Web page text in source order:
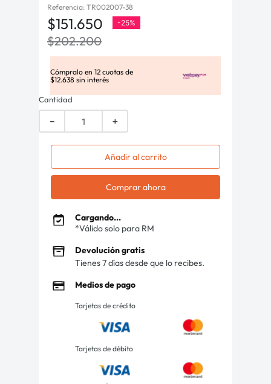
Referencia: TR002007-38
$151.650 -25%
$202.200
Cómpralo en 12 cuotas de
$12.638 sin interés
Cantidad
＋
－
Añadir al carrito
Comprar ahora
Cargando...
*Válido solo para RM
Devolución gratis
Tienes 7 días desde que lo recibes.
Medios de pago
Tarjetas de crédito
Tarjetas de débito